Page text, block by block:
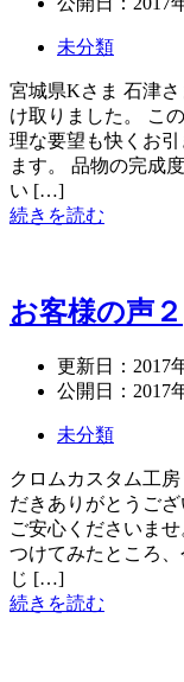
未分類
宮城県Kさま 石津
け取りました。 こ
理な要望も快くお
ます。 品物の完成
い […]
続きを読む
お客様の声２
更新日： 2017
公開日： 2017
未分類
クロムカスタム工
だきありがとうご
ご安心くださいま
つけてみたところ
じ […]
続きを読む